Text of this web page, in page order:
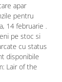
apar
pentru
14 februarie .
pe stoc si
cu status
disponibile
Lair of the